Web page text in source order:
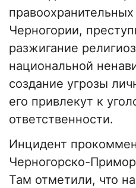
правоохранительных
Черногории,
разжигание
национальной
создание угрозы
его привлекут к
ответственности.
Инцидент
Черногорско-
Там отметили, что